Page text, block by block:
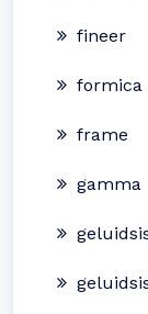
fineer
formica
frame
gamma